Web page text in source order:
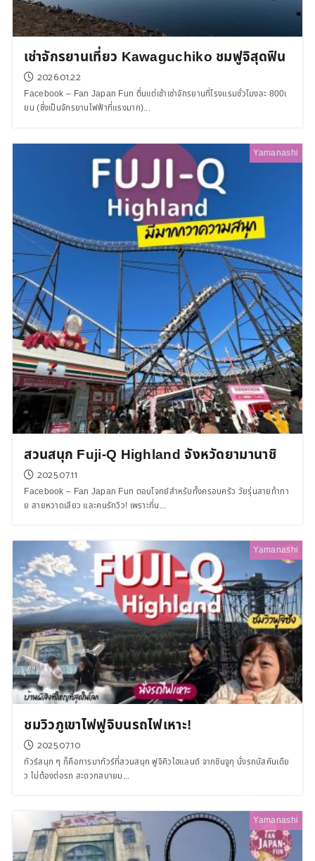
เช่าจักรยานเที่ยว Kawaguchiko ชมฟูจิสุดฟิน
2026.01.22
Facebook – Fan Japan Fun ตื่นแต่เช้าเช่าจักรยานที่โรงแรมชั่วโมงละ 800เ
ยน (ซึ่งเป็นจักรยานไฟฟ้าที่แรงมาก)...
Yamanashi
สวนสนุก Fuji-Q Highland จังหวัดยามานาชิ
2025.07.11
Facebook – Fan Japan Fun ตอบโจทย์สำหรับทั้งครอบครัว วัยรุ่นสายท้าทา
ย สายหวาดเสียว และคนรักวิว! เพราะที่น...
Yamanashi
ชมวิวภูเขาไฟฟูจิบนรถไฟเหาะ!
2025.07.10
ทัวร์สนุก ๆ ก็คือการมาทัวร์ที่สวนสนุก ฟูจิคิวไฮแลนด์ จากชินจูกุ นั่งรถบัสคันเดีย
ว ไม่ต้องต่อรถ สะดวกสบายม...
Yamanashi